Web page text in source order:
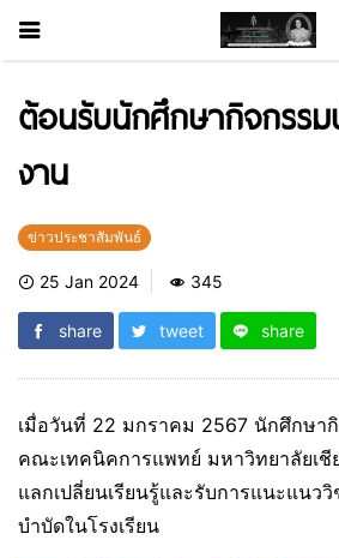
ต้อนรับนักศึกษากิจกรร
งาน
ข่าวประชาสัมพันธ์
25 Jan 2024 345
share tweet share
เมื่อวันที่ 22 มกราคม 2567 นักศึกษา
คณะเทคนิคการแพทย์ มหาวิทยาลัยเชี
แลกเปลี่ยนเรียนรู้และรับการแนะแนว
บำบัดในโรงเรียน